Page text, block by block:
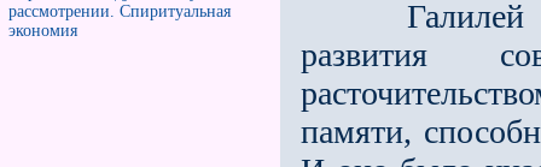
рассмотрении. Спиритуальная
экономия
Галилей
развития
памяти,